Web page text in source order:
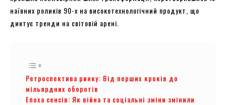
наївних роликів 90-х на високотехнологічний продукт, що
диктує тренди на світовій арені.
Ретроспектива ринку: Від перших кроків до
мільярдних оборотів
Епоха сенсів: Як війна та соціальні зміни змінили